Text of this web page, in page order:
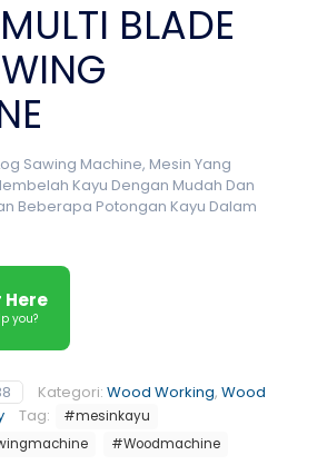
BLADE
Sawing Machine, Mesin Yang
Kayu Dengan Mudah Dan
Beberapa Potongan Kayu Dalam
Here
you?
Kategori: Wood Working, Wood
Tag:
#mesinkayu
#Woodmachine